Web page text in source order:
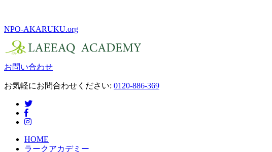
NPO-AKARUKU.org
お問い合わせ
お気軽にお問合わせください: 0120-886-369
Twitter
Facebook
Instagram
HOME
ラークアカデミー